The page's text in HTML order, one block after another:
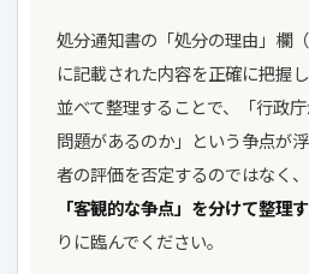
処分通知書の「処分の理由」欄
に記載された内容を正確に把握
並べて整理することで、「行政
問題があるのか」という争点が
者の評価を否定するのではなく、
「客観的な争点」を分けて整理
りに臨んでください。